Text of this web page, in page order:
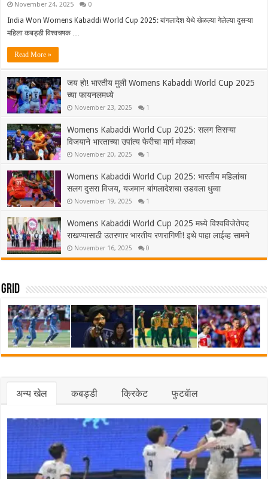
November 24, 2025 0
India Won Womens Kabaddi World Cup 2025: बांगलादेश येथे खेळल्या गेलेल्या दुसऱ्या
महिला कबड्डी विश्वचषक …
Read More »
जय हो! भारतीय मुली Womens Kabaddi World Cup 2025
च्या फायनलमध्ये
November 23, 2025 1
Womens Kabaddi World Cup 2025: सलग तिसऱ्या
विजयाने भारताच्या उपांत्य फेरीचा मार्ग मोकळा
November 20, 2025 1
Womens Kabaddi World Cup 2025: भारतीय महिलांचा
सलग दुसरा विजय, यजमान बांगलादेशचा उडवला धुव्वा
November 19, 2025 1
Womens Kabaddi World Cup 2025 मध्ये विश्वविजेतेपद
राखण्यासाठी उतरणार भारतीय रणरागिणी! इथे पाहा लाईव्ह सामने
November 16, 2025 0
Grid
अन्य खेल कबड्डी क्रिकेट फुटबॅाल